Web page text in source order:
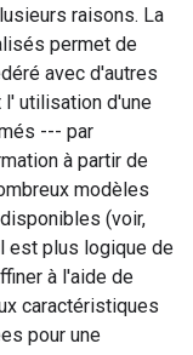
raisons. La
permet de
avec d'autres
l' utilisation d'une
--- par
à partir de
modèles
(voir,
est plus logique de
à l'aide de
caractéristiques
pour une